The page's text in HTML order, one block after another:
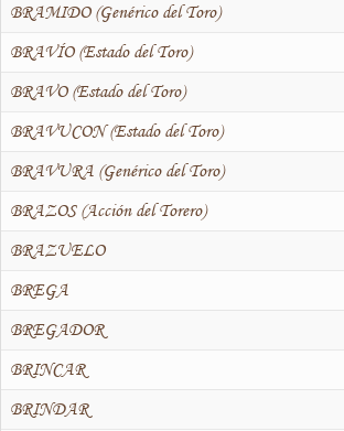
BRAMIDO (Genérico del Toro)
BRAVÍO (Estado del Toro)
BRAVO (Estado del Toro)
BRAVUCON (Estado del Toro)
BRAVURA (Genérico del Toro)
BRAZOS (Acción del Torero)
BRAZUELO
BREGA
BREGADOR
BRINCAR
BRINDAR